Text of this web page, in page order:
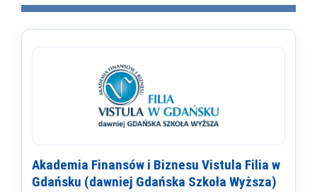
Akademia Finansów i Biznesu Vistula Filia w
Gdańsku (dawniej Gdańska Szkoła Wyższa)